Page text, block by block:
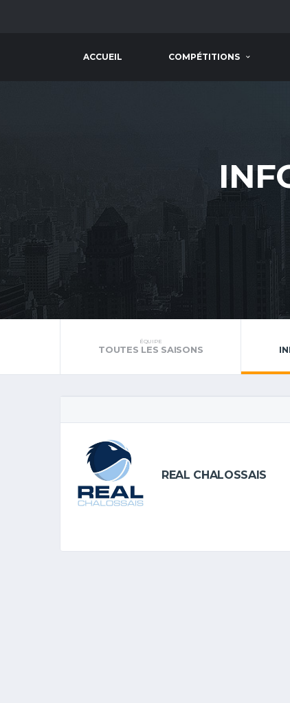
ACCUEIL COMPÉTITIONS
ÉQUIPE
TOUTES LES SAISONS
REAL CHALOSSAIS